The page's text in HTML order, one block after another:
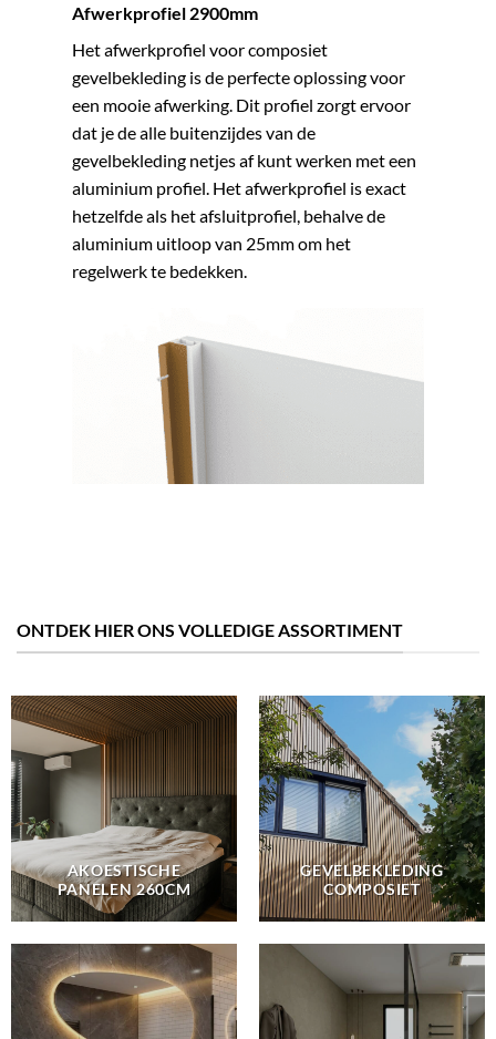
Afwerkprofiel 2900mm
Het afwerkprofiel voor composiet
gevelbekleding is de perfecte oplossing voor
een mooie afwerking. Dit profiel zorgt ervoor
dat je de alle buitenzijdes van de
gevelbekleding netjes af kunt werken met een
aluminium profiel. Het afwerkprofiel is exact
hetzelfde als het afsluitprofiel, behalve de
aluminium uitloop van 25mm om het
regelwerk te bedekken.
ONTDEK HIER ONS VOLLEDIGE ASSORTIMENT
AKOESTISCHE
PANELEN 260CM
GEVELBEKLEDING
COMPOSIET